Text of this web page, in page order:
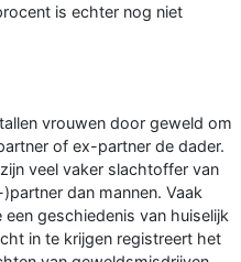
is echter nog niet
vrouwen door geweld om
of ex-partner de dader.
veel vaker slachtoffer van
dan mannen. Vaak
geschiedenis van huiselijk
in te krijgen registreert het